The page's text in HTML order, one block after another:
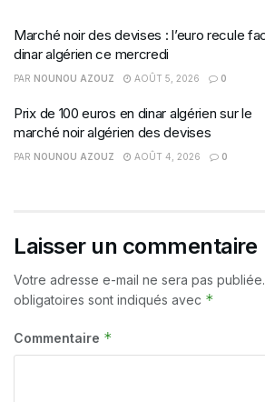
Marché noir des devises : l’euro recule
dinar algérien ce mercredi
PAR NOUNOU AZOUZ AOÛT 5, 2026 0
Prix de 100 euros en dinar algérien sur le
marché noir algérien des devises
PAR NOUNOU AZOUZ AOÛT 4, 2026 0
Laisser un commentaire
Votre adresse e-mail ne sera pas publiée.
obligatoires sont indiqués avec *
Commentaire *